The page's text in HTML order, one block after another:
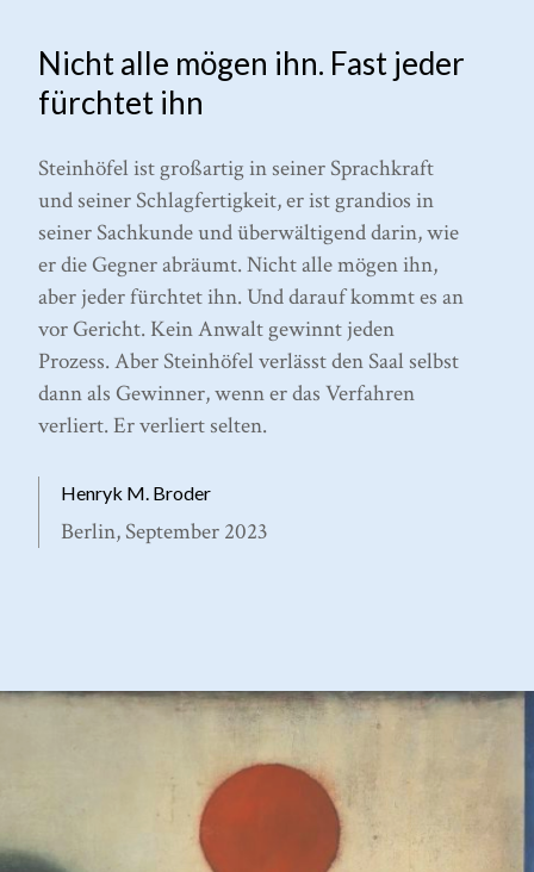
Nicht alle mögen ihn. Fast jeder
fürchtet ihn
Steinhöfel ist großartig in seiner Sprachkraft
und seiner Schlagfertigkeit, er ist grandios in
seiner Sachkunde und überwältigend darin, wie
er die Gegner abräumt. Nicht alle mögen ihn,
aber jeder fürchtet ihn. Und darauf kommt es an
vor Gericht. Kein Anwalt gewinnt jeden
Prozess. Aber Steinhöfel verlässt den Saal selbst
dann als Gewinner, wenn er das Verfahren
verliert. Er verliert selten.
Henryk M. Broder
Berlin, September 2023